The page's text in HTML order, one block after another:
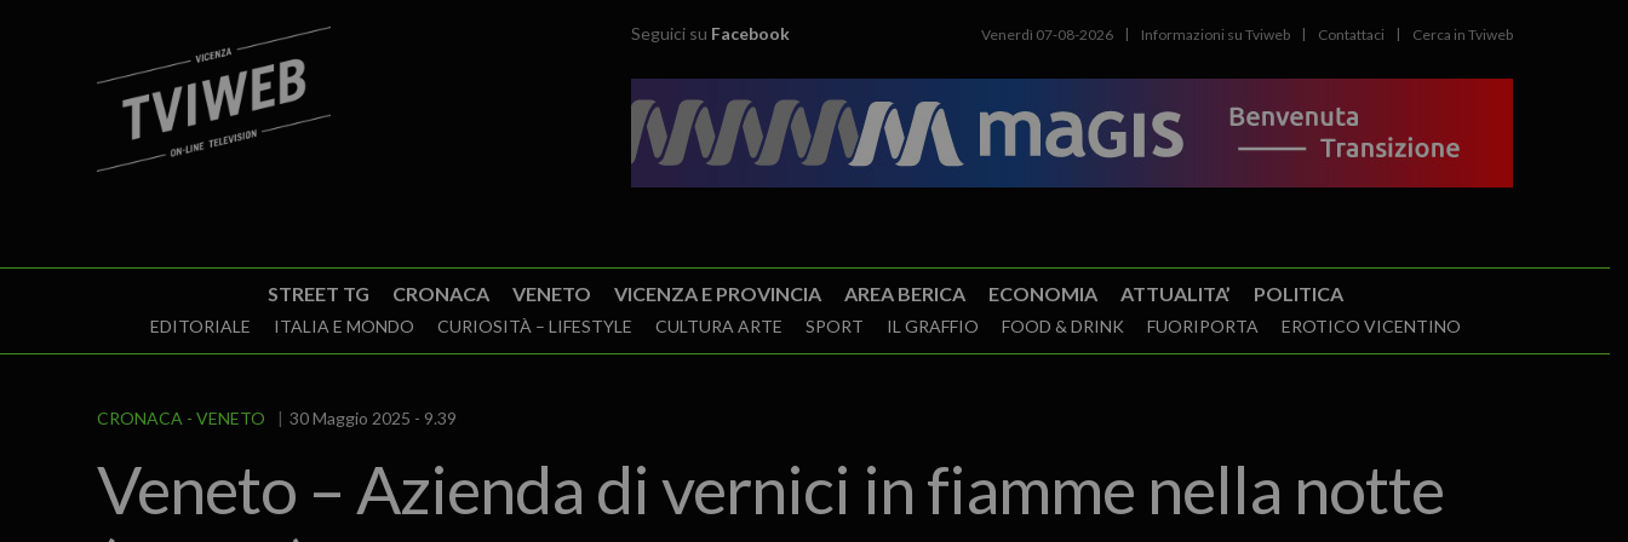
Seguici su Facebook Venerdì 07-08-2026 Informazioni su Tviweb Contattaci Cerca in Tviweb
STREET TG CRONACA VENETO VICENZA E PROVINCIA AREA BERICA ECONOMIA ATTUALITA’ POLITICA
EDITORIALE ITALIA E MONDO CURIOSITÀ – LIFESTYLE CULTURA ARTE SPORT IL GRAFFIO FOOD & DRINK FUORIPORTA EROTICO VICENTINO
CRONACA VENETO 30 Maggio 2025 - 9.39
Veneto – Azienda di vernici in fiamme nella notte